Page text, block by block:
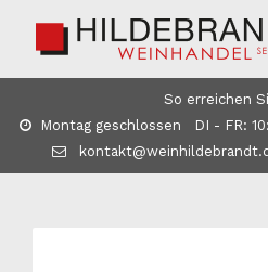
So erreichen
Montag geschlossen DI - FR: